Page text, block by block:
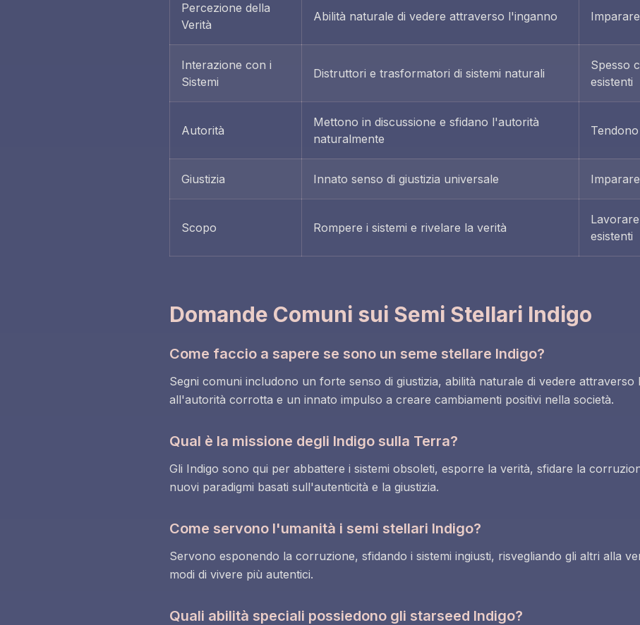
Percezione della
Verità
Abilità naturale di vedere attraverso l'inganno
Interazione con i
Sistemi
Distruttori e trasformatori di sistemi naturali
Spesso
esistenti
Autorità
Mettono in discussione e sfidano l'autorità
naturalmente
Giustizia Innato senso di giustizia universale
Scopo Rompere i sistemi e rivelare la verità
esistenti
Domande Comuni sui Semi Stellari Indigo
Come faccio a sapere se sono un seme stellare Indigo?
Segni comuni includono un forte senso di giustizia, abilità naturale di vedere attraverso
all'autorità corrotta e un innato impulso a creare cambiamenti positivi nella società.
Qual è la missione degli Indigo sulla Terra?
Gli Indigo sono qui per abbattere i sistemi obsoleti, esporre la verità, sfidare la
nuovi paradigmi basati sull'autenticità e la giustizia.
Come servono l'umanità i semi stellari Indigo?
Servono esponendo la corruzione, sfidando i sistemi ingiusti, risvegliando gli altri alla
modi di vivere più autentici.
Quali abilità speciali possiedono gli starseed Indigo?